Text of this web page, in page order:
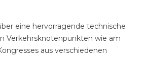
eine hervorragende technische
Verkehrsknotenpunkten wie am
aus verschiedenen